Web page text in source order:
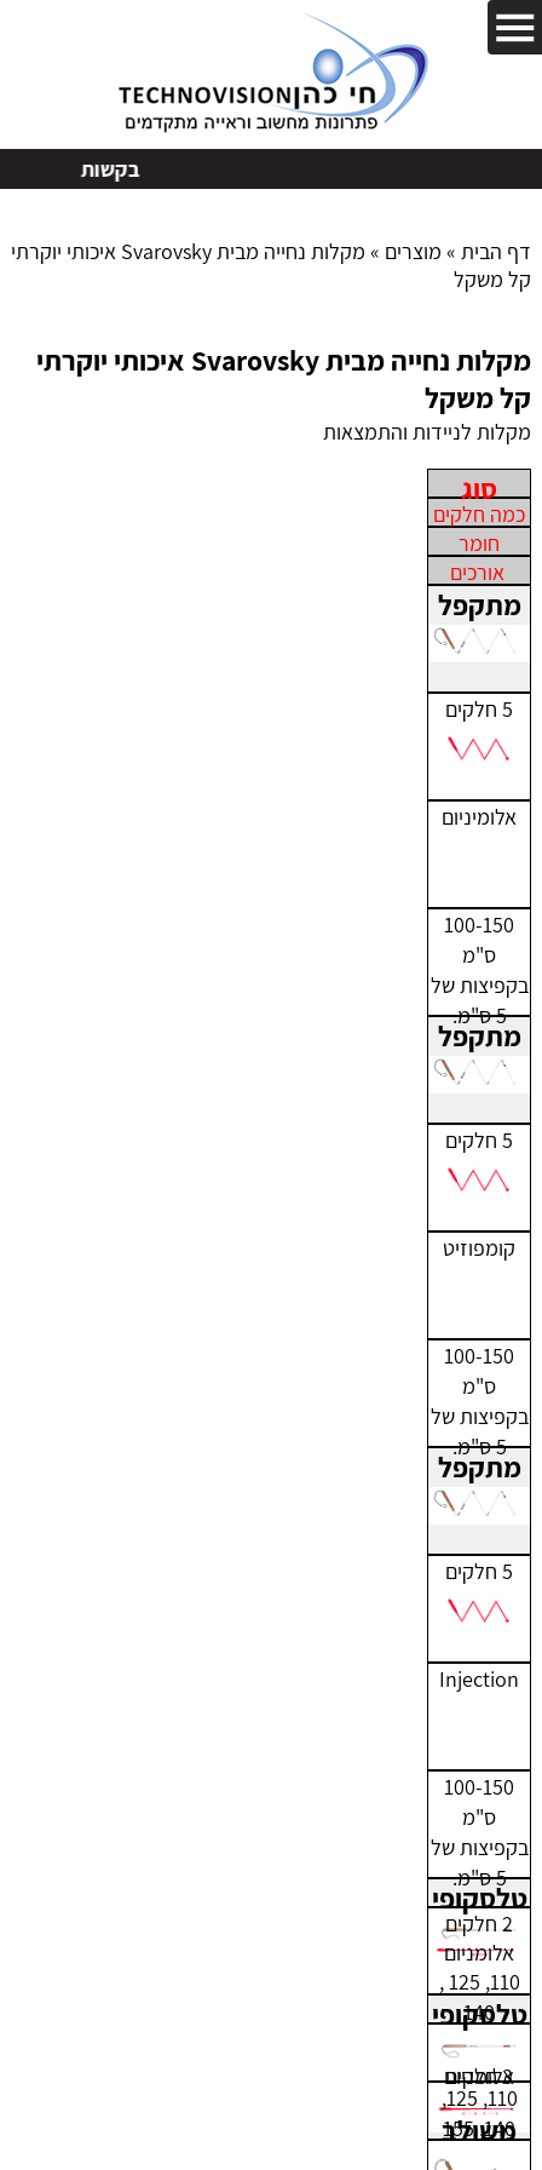
דף הבית» מוצרים »
מקלות נחייה מבית Svarovsky איכותי יוקרתי
קל משקל
מקלות נחייה מבית Svarovsky איכותי יוקרתי
קל משקל
מקלות לניידות והתמצאות
סוג
כמה חלקים
חומר
אורכים
מתקפל
5 חלקים
אלומיניום
100-150
ס"מ
בקפיצות של
5 ס"מ.
מתקפל
5 חלקים
קומפוזיט
100-150
ס"מ
בקפיצות של
5 ס"מ.
מתקפל
5 חלקים
Injection
100-150
ס"מ
בקפיצות של
5 ס"מ.
טלסקופי
2 חלקים
אלומניום
110, 125 ,
140
טלסקופי
3 חלקים
אלומניום
110, 125,
140, 155
משולב